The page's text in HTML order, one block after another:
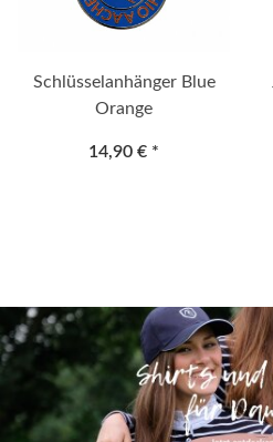
Schlüsselanhänger Blue
Orange
14,90 € *